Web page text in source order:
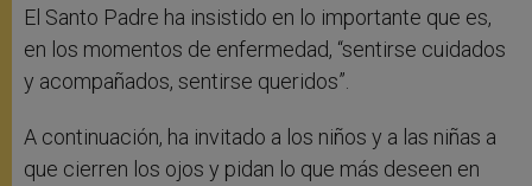
El Santo Padre ha insistido en lo importante que es,
en los momentos de enfermedad, “sentirse cuidados
y acompañados, sentirse queridos”.
A continuación, ha invitado a los niños y a las niñas a
que cierren los ojos y pidan lo que más deseen en